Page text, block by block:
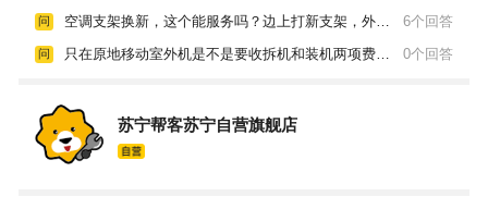
问 空调支架换新，这个能服务吗？边上打新支架，外机挪过去，能服务吗？ 6个回答
问 只在原地移动室外机是不是要收拆机和装机两项费用，要下两个单吗？ 0个回答
苏宁帮客苏宁自营旗舰店